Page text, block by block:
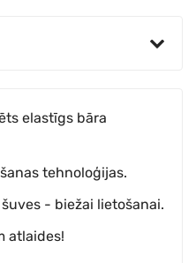
elastīgs bāra
tehnoloģijas.
- biežai lietošanai.
atlaides!